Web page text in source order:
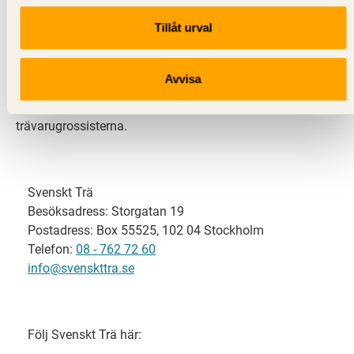
Tillåt urval
Avvisa
Svenskt Trä representerar svensk sågverksindustri
och är en del av branschorganisationen
svensk limträ-, KL-trä- och förpackningsindustri samt
trävarugrossisterna.
Svenskt Trä
Besöksadress: Storgatan 19
Postadress: Box 55525, 102 04 Stockholm
Telefon: 08 - 762 72 60
info@svenskttra.se
Följ Svenskt Trä här: